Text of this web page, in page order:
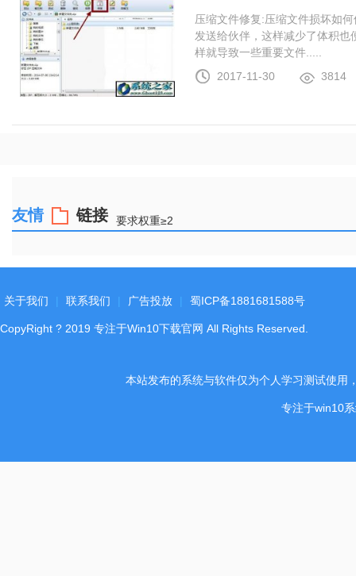
压缩文件修复:压缩文件损坏如
发送给伙伴，这样减少了体积
样就导致一些重要文件.....
2017-11-30
3814
友情 链接 要求权重≥2
关于我们 联系我们 广告投放 蜀ICP备1881681588号
CopyRight ? 2019 专注于Win10下载官网 All Rights Reserved.
本站发布的系统与软件仅为个人学习测试使用
专注于win10